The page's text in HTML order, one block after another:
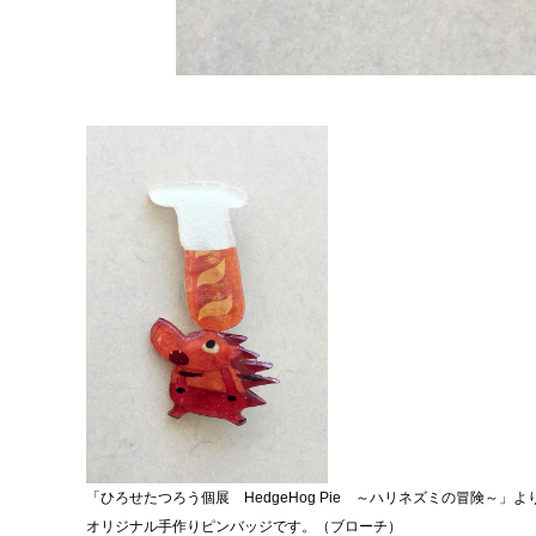
「ひろせたつろう個展 HedgeHog Pie ～ハリネズミの冒険～」よ
オリジナル手作りピンバッジです。（ブローチ）